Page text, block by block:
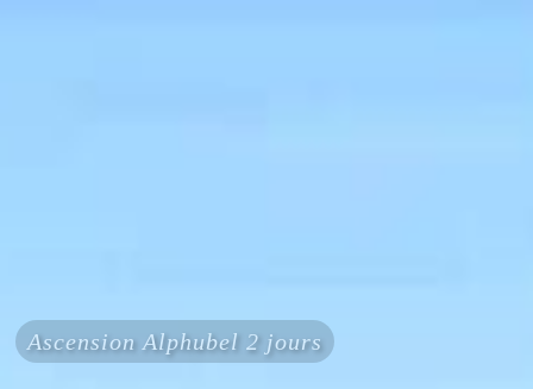
Ascension Alphubel 2 jours